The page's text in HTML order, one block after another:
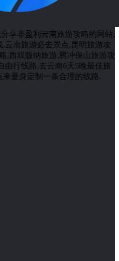
享非盈利云南旅游攻略的网站;
云南旅游必去景点,昆明旅游攻
,西双版纳旅游,腾冲保山旅游攻
由行线路,去云南6天5晚最佳旅
量身定制一条合理的线路.